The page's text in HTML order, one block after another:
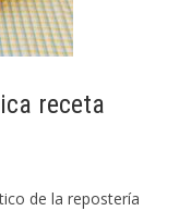
receta
de la repostería